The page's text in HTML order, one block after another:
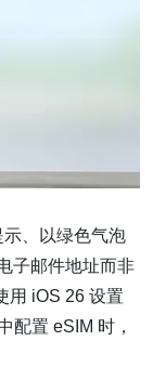
示、以绿色气泡
子邮件地址而非
用 iOS 26 设置
配置 eSIM 时，